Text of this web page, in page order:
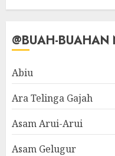
@BUAH-BUAHAN
Abiu
Ara Telinga Gajah
Asam Arui-Arui
Asam Gelugur